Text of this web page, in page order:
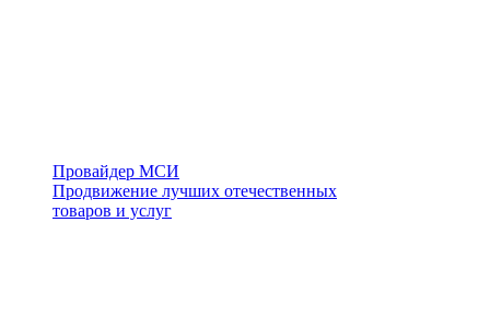
Провайдер МСИ
Продвижение лучших отечественных
товаров и услуг